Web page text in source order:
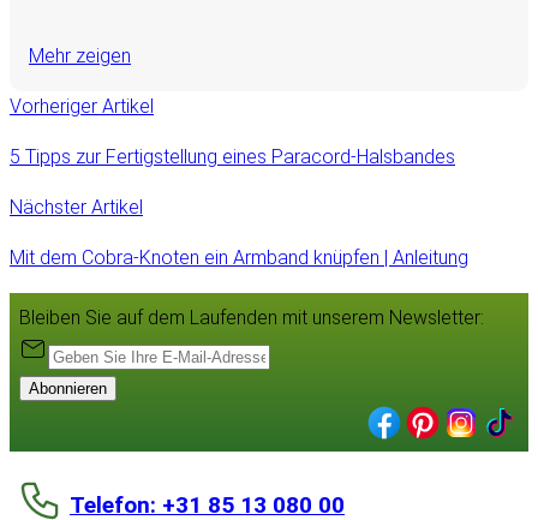
Mehr zeigen
Vorheriger Artikel
5 Tipps zur Fertigstellung eines Paracord-Halsbandes
Nächster Artikel
Mit dem Cobra-Knoten ein Armband knüpfen | Anleitung
Bleiben Sie auf dem Laufenden mit unserem Newsletter:
Abonnieren
Telefon: +31 85 13 080 00